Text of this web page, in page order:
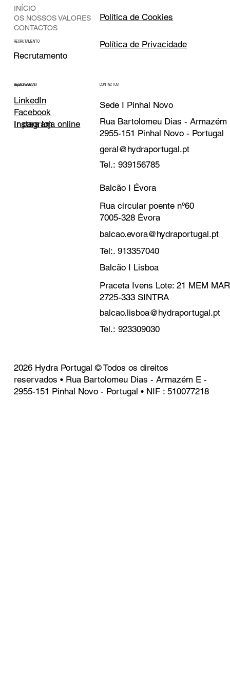
INÍCIO
OS NOSSOS VALORES
CONTACTOS
RECRUTAMENTO
Recrutamento
Política de Cookies
Política de Privacidade
REDES SOCIAIS
LinkedIn
Facebook
Instagram
Loja Online
Ir para loja online
CONTACTOS
Sede I Pinhal Novo
Rua Bartolomeu Dias - Armazém
2955-151 Pinhal Novo - Portugal
geral@hydraportugal.pt
Tel.: 939156785
Balcão I Évora
Rua circular poente nº60
7005-328 Évora
balcao.evora@hydraportugal.pt
Tel:. 913357040
Balcão I Lisboa
Praceta Ivens Lote: 21 MEM
2725-333 SINTRA
balcao.lisboa@hydraportugal.pt
Tel.: 923309030
2026 Hydra Portugal © Todos os direitos
reservados • Rua Bartolomeu Dias - Armazém E -
2955-151 Pinhal Novo - Portugal • NIF : 510077218